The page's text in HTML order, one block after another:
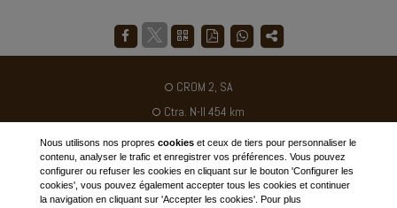
CROM 2, SA
Ctra. N-II 454 km
Poligon industriel Galileo C / B
25180 - Alcarras - ESPAGNE
Tél. +34 973 795030
Nous utilisons nos propres cookieset ceux de tiers pour personnaliser le
contenu, analyser le trafic et enregistrer vos préférences. Vous pouvez
configurer ou refuser les cookies en cliquant sur le bouton 'Configurer les
cookies', vous pouvez également accepter tous les cookies et continuer
la navigation en cliquant sur 'Accepter les cookies'. Pour plus